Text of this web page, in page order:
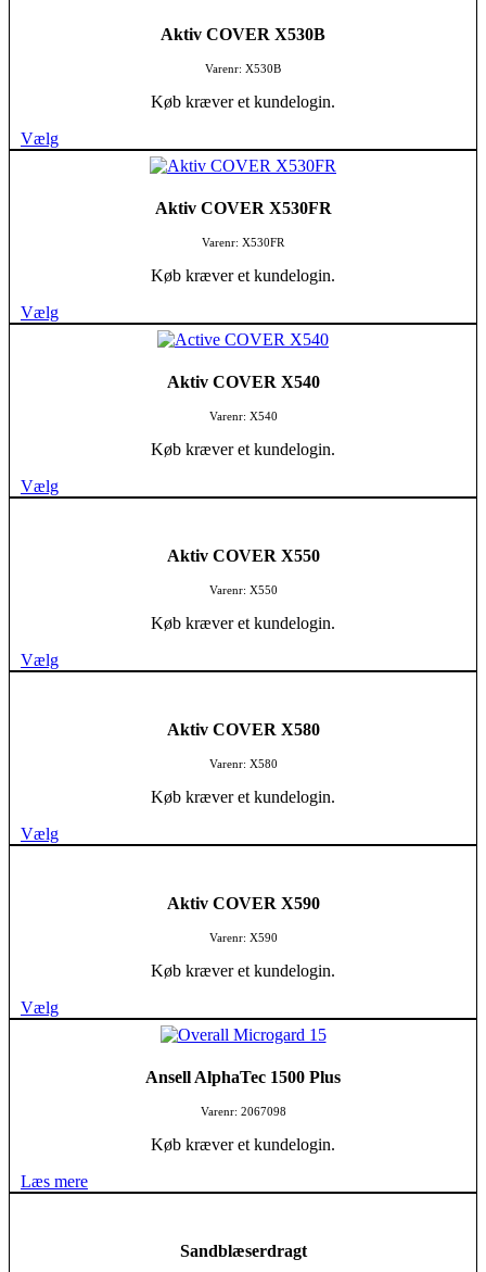
Aktiv COVER X530B
Varenr: X530B
Køb kræver et kundelogin.
Vælg
Aktiv COVER X530FR
Varenr: X530FR
Køb kræver et kundelogin.
Vælg
Aktiv COVER X540
Varenr: X540
Køb kræver et kundelogin.
Vælg
Aktiv COVER X550
Varenr: X550
Køb kræver et kundelogin.
Vælg
Aktiv COVER X580
Varenr: X580
Køb kræver et kundelogin.
Vælg
Aktiv COVER X590
Varenr: X590
Køb kræver et kundelogin.
Vælg
Ansell AlphaTec 1500 Plus
Varenr: 2067098
Køb kræver et kundelogin.
Læs mere
Sandblæserdragt